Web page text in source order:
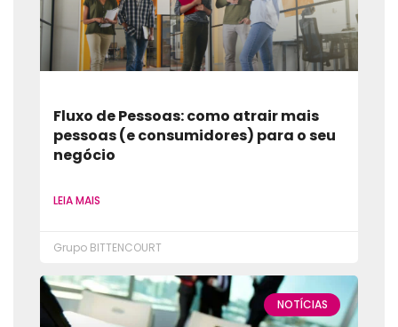
Fluxo de Pessoas: como atrair mais
pessoas (e consumidores) para o seu
negócio
LEIA MAIS
Grupo BITTENCOURT
NOTÍCIAS